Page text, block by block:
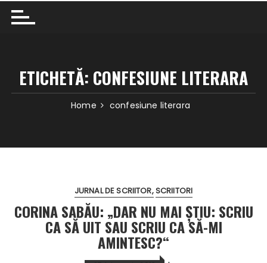
ETICHETĂ: CONFESIUNE LITERARA
Home confesiune literara
JURNAL DE SCRIITOR SCRIITORI
CORINA SABĂU: „DAR NU MAI ŞTIU: SCRIU
CA SĂ UIT SAU SCRIU CA SĂ-MI
AMINTESC?“